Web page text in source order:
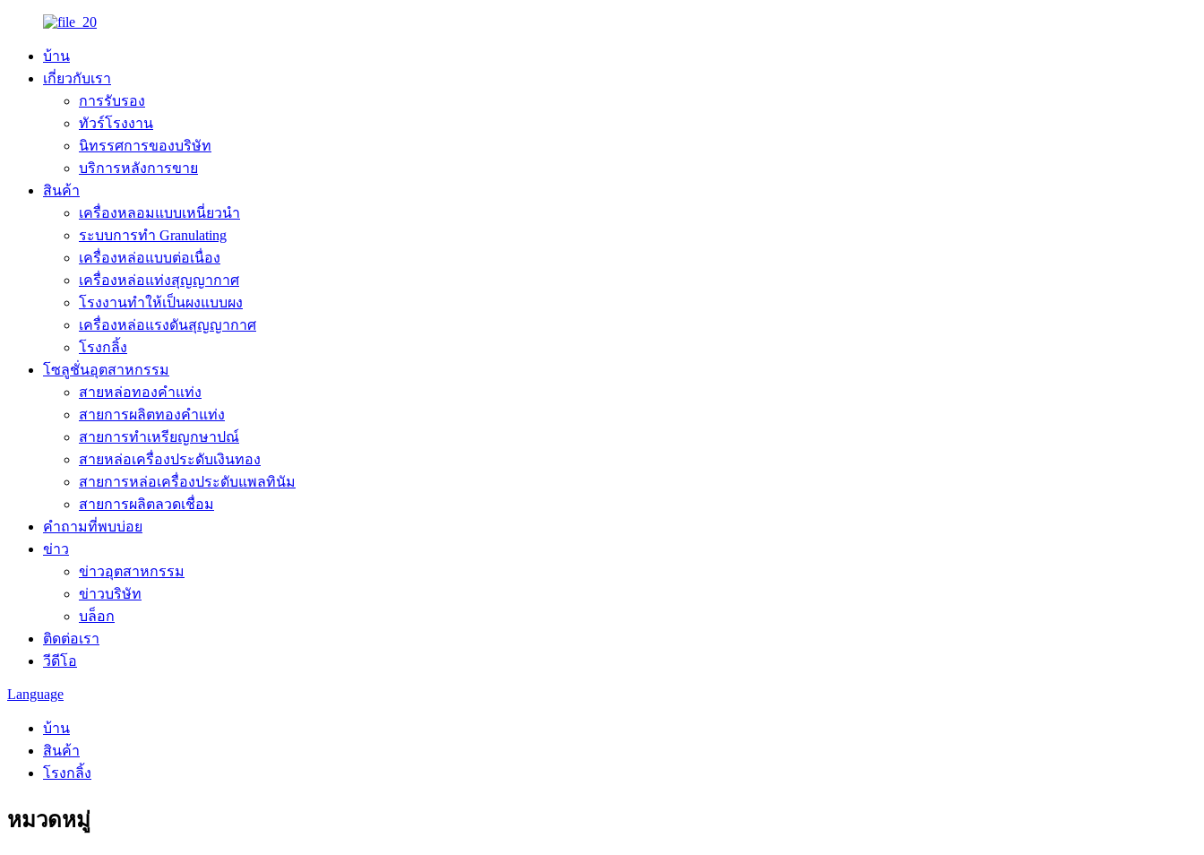
บ้าน
เกี่ยวกับเรา
การรับรอง
ทัวร์โรงงาน
นิทรรศการของบริษัท
บริการหลังการขาย
สินค้า
เครื่องหลอมแบบเหนี่ยวนำ
ระบบการทำ Granulating
เครื่องหล่อแบบต่อเนื่อง
เครื่องหล่อแท่งสุญญากาศ
โรงงานทำให้เป็นผงแบบผง
เครื่องหล่อแรงดันสุญญากาศ
โรงกลิ้ง
โซลูชั่นอุตสาหกรรม
สายหล่อทองคำแท่ง
สายการผลิตทองคำแท่ง
สายการทำเหรียญกษาปณ์
สายหล่อเครื่องประดับเงินทอง
สายการหล่อเครื่องประดับแพลทินัม
สายการผลิตลวดเชื่อม
คำถามที่พบบ่อย
ข่าว
ข่าวอุตสาหกรรม
ข่าวบริษัท
บล็อก
ติดต่อเรา
วีดีโอ
Language
บ้าน
สินค้า
โรงกลิ้ง
หมวดหมู่